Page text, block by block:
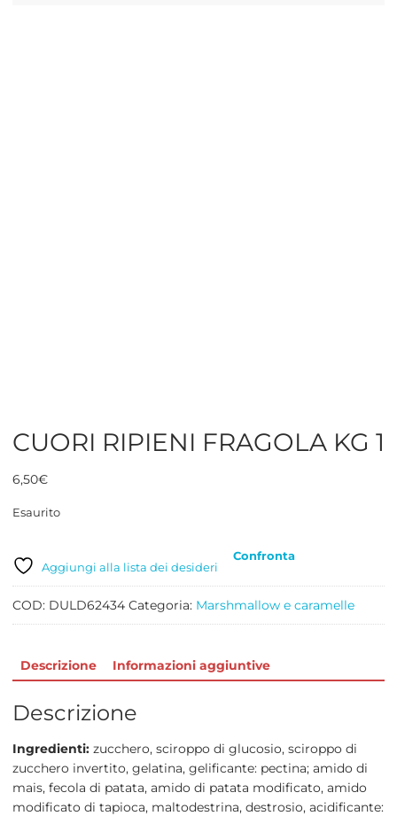
CUORI RIPIENI FRAGOLA KG 1
6,50€
Esaurito
Aggiungi alla lista dei desideri
Confronta
COD: DULD62434 Categoria: Marshmallow e caramelle
Descrizione Informazioni aggiuntive
Descrizione
Ingredienti:zucchero, sciroppo di glucosio, sciroppo di
zucchero invertito, gelatina, gelificante: pectina; amido di
mais, fecola di patata, amido di patata modificato, amido
modificato di tapioca, maltodestrina, destrosio, acidificante: